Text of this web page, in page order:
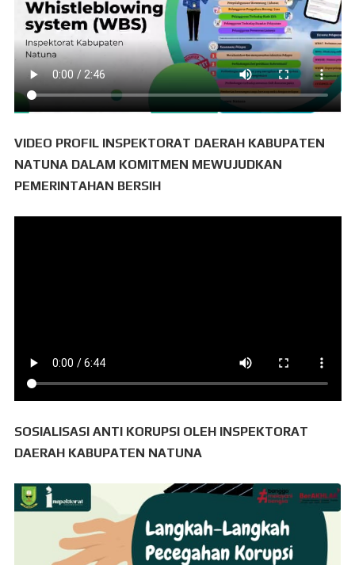
VIDEO PROFIL INSPEKTORAT DAERAH KABUPATEN
NATUNA DALAM KOMITMEN MEWUJUDKAN
PEMERINTAHAN BERSIH
SOSIALISASI ANTI KORUPSI OLEH INSPEKTORAT
DAERAH KABUPATEN NATUNA